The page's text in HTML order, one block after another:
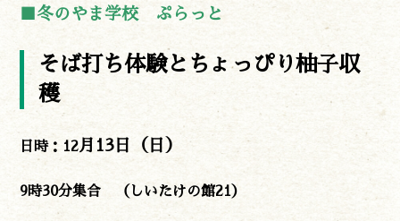
■冬のやま学校 ぷらっと
そば打ち体験とちょっぴり柚子収
穫
日時：12月13日（日）
9時30分集合 （しいたけの館21）